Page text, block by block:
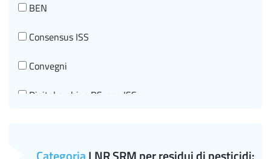
BEN
Consensus ISS
Convegni
Digital archive DSpace ISS
Editorial information